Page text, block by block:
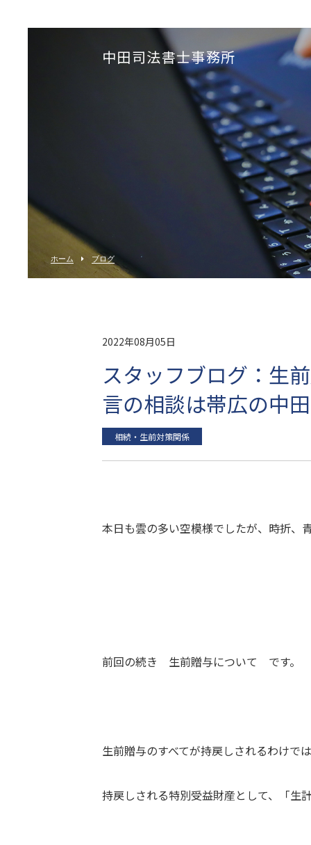
中田司法書士事務所
ホーム ブログ
2022年08月05日
スタッフブログ：生
言の相談は帯広の中
相続・生前対策関係
本日も雲の多い空模様でしたが、時折、
前回の続き 生前贈与について です。
生前贈与のすべてが持戻しされるわけで
持戻しされる特別受益財産として、「生